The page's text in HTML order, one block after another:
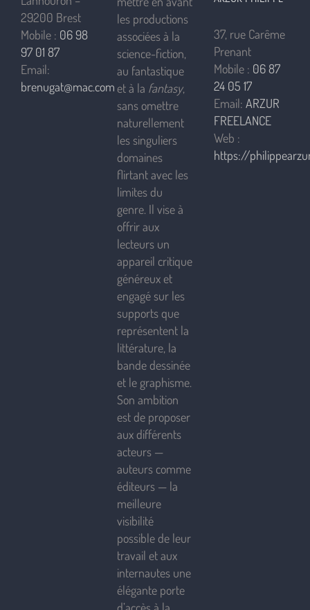
29200 Brest
Mobile : 06 98
97 01 87
Email:
brenugat@mac.com
les productions
associées à la
science-fiction,
au fantastique
et à la fantasy,
sans omettre
naturellement
les singuliers
domaines
flirtant avec les
limites du
genre. Il vise à
offrir aux
lecteurs un
appareil critique
généreux et
engagé sur les
supports que
représentent la
littérature, la
bande dessinée
et le graphisme.
Son ambition
est de proposer
aux différents
acteurs —
auteurs comme
éditeurs — la
meilleure
visibilité
possible de leur
travail et aux
internautes une
élégante porte
37, rue Carême
Prenant
Mobile : 06 87
24 05 17
Email: ARZUR
FREELANCE
Web :
https://